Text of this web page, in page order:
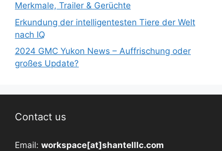
Merkmale, Trailer & Gerüchte
Erkundung der intelligentesten Tiere der Welt
nach IQ
2024 GMC Yukon News – Auffrischung oder
großes Update?
Contact us
Email: workspace[at]shantelllc.com